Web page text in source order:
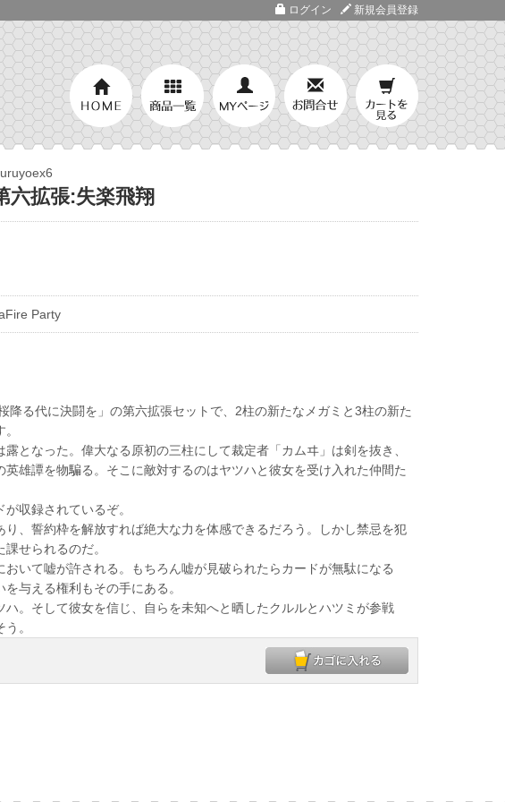
ログイン 新規会員登録
六拡張:失楽飛翔
Party
降る代に決闘を」の第六拡張セットで、2柱の新たなメガミと3柱の新た
となった。偉大なる原初の三柱にして裁定者「カムヰ」は剣を抜き、
雄譚を物騙る。そこに敵対するのはヤツハと彼女を受け入れた仲間た
収録されているぞ。
、誓約枠を解放すれば絶大な力を体感できるだろう。しかし禁忌を犯
せられるのだ。
いて嘘が許される。もちろん嘘が見破られたらカードが無駄になる
与える権利もその手にある。
。そして彼女を信じ、自らを未知へと晒したクルルとハツミが参戦
。